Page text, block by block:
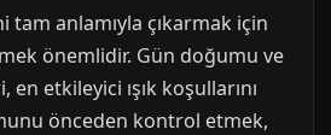
tam anlamıyla çıkarmak için
önemlidir. Gün doğumu ve
en etkileyici ışık koşullarını
önceden kontrol etmek,